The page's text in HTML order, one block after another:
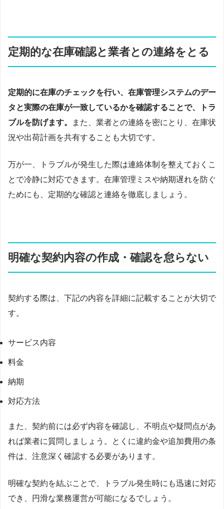
定期的な在庫確認と業者との連絡をとる
定期的に在庫のチェックを行い、在庫管理システムのデー
タと実際の在庫が一致しているかを確認することで、トラ
ブルを防げます。
また、業者との連絡を密にとり、在庫状
況や出荷計画を共有することも大切です。
万が一、トラブルが発生した際は連絡体制を整えておくこ
とで冷静に対応できます。在庫管理ミスや納期遅れを防ぐ
ためにも、定期的な確認と連絡を徹底しましょう。
明確な契約内容の作成・確認を怠らない
契約する際は、下記の内容を詳細に記載することが大切で
す。
サービス内容
料金
納期
対応方法
また、契約前には必ず内容を確認し、不明点や疑問点があ
れば業者に質問しましょう。とくに違約金や追加費用の条
件は、注意深く確認する必要があります。
明確な契約を結ぶことで、トラブル発生時にも迅速に対応
でき、円滑な業務運営が可能になるでしょう。